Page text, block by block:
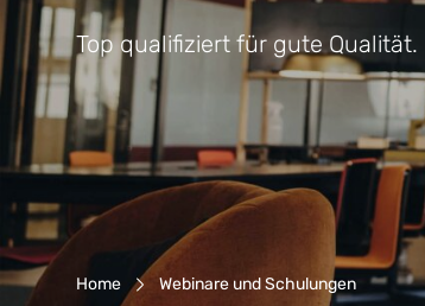
Top qualifiziert für gute Qualität.
Breadcrumb-Navigation
Home Webinare und Schulungen